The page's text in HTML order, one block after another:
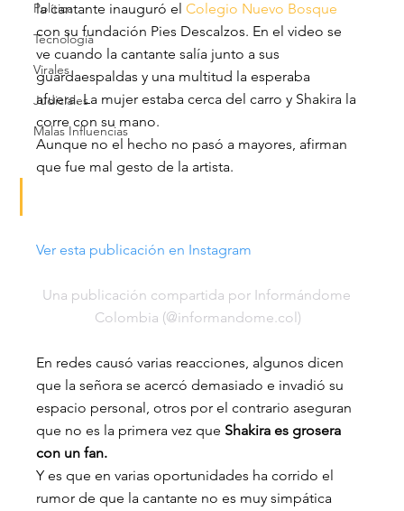
Política
Tecnología
Virales
Judiciales
Malas Influencias
la cantante inauguró el Colegio Nuevo Bosque
con su fundación Pies Descalzos. En el video se
ve cuando la cantante salía junto a sus
guardaespaldas y una multitud la esperaba
afuera. La mujer estaba cerca del carro y Shakira la
corre con su mano.
Aunque no el hecho no pasó a mayores, afirman
que fue mal gesto de la artista.
Ver esta publicación en Instagram
Una publicación compartida por Informándome
Colombia (@informandome.col)
En redes causó varias reacciones, algunos dicen
que la señora se acercó demasiado e invadió su
espacio personal, otros por el contrario aseguran
que no es la primera vez que Shakira es grosera
con un fan.
Y es que en varias oportunidades ha corrido el
rumor de que la cantante no es muy simpática